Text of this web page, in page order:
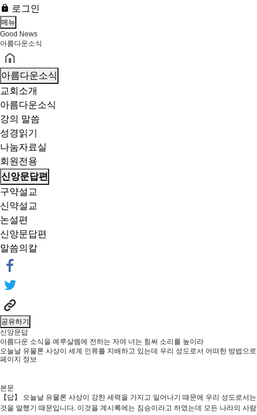
로그인
메뉴
Good News
아름다운소식
아름다운소식
교회소개
아름다운소식
강의 말씀
성경읽기
나눔자료실
회원전용
신앙문답편
구약설교
신약설교
논설편
신앙문답편
말씀의칼
공유하기
신앙문답
아름다운 소식을 예루살렘에 전하는 자여 너는 힘써 소리를 높이라
오늘날 유물론 사상이 세계 인류를 지배하고 있는데 우리 성도로서 어떠한 방법으
페이지 정보
본문
【답】 오늘날 유물론 사상이 강한 세력을 가지고 일어나기 때문에 우리 성도로
것을 말했기 때문입니다. 이것을 계시록에는 짐승이라고 하였는데 모든 나라의 사